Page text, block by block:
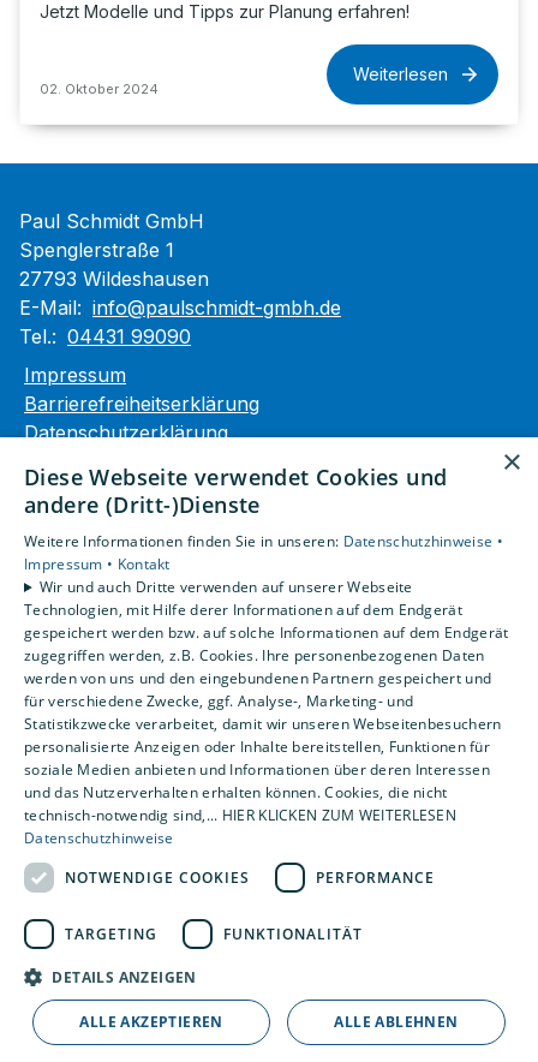
Jetzt Modelle und Tipps zur Planung erfahren!
02. Oktober 2024
Weiterlesen
Paul Schmidt GmbH
Spenglerstraße 1
27793 Wildeshausen
E-Mail: info@paulschmidt-gmbh.de
Tel.: 04431 99090
Impressum
Barrierefreiheitserklärung
Datenschutzerklärung
Unsere Bereiche
Privatkunden
Gewerbekunden
Karriere
Unternehmen
Kontakt
×
Diese Webseite verwendet Cookies und
andere (Dritt-)Dienste
Weitere Informationen finden Sie in unseren: Datenschutzhinweise •
Impressum • Kontakt
Wir und auch Dritte verwenden auf unserer Webseite
Technologien, mit Hilfe derer Informationen auf dem Endgerät
gespeichert werden bzw. auf solche Informationen auf dem Endgerät
zugegriffen werden, z.B. Cookies. Ihre personenbezogenen Daten
werden von uns und den eingebundenen Partnern gespeichert und
für verschiedene Zwecke, ggf. Analyse-, Marketing- und
Statistikzwecke verarbeitet, damit wir unseren Webseitenbesuchern
personalisierte Anzeigen oder Inhalte bereitstellen, Funktionen für
soziale Medien anbieten und Informationen über deren Interessen
und das Nutzerverhalten erhalten können. Cookies, die nicht
technisch-notwendig sind,... HIER KLICKEN ZUM WEITERLESEN
Datenschutzhinweise
NOTWENDIGE COOKIES
PERFORMANCE
TARGETING FUNKTIONALITÄT
DETAILS ANZEIGEN
ALLE AKZEPTIEREN ALLE ABLEHNEN